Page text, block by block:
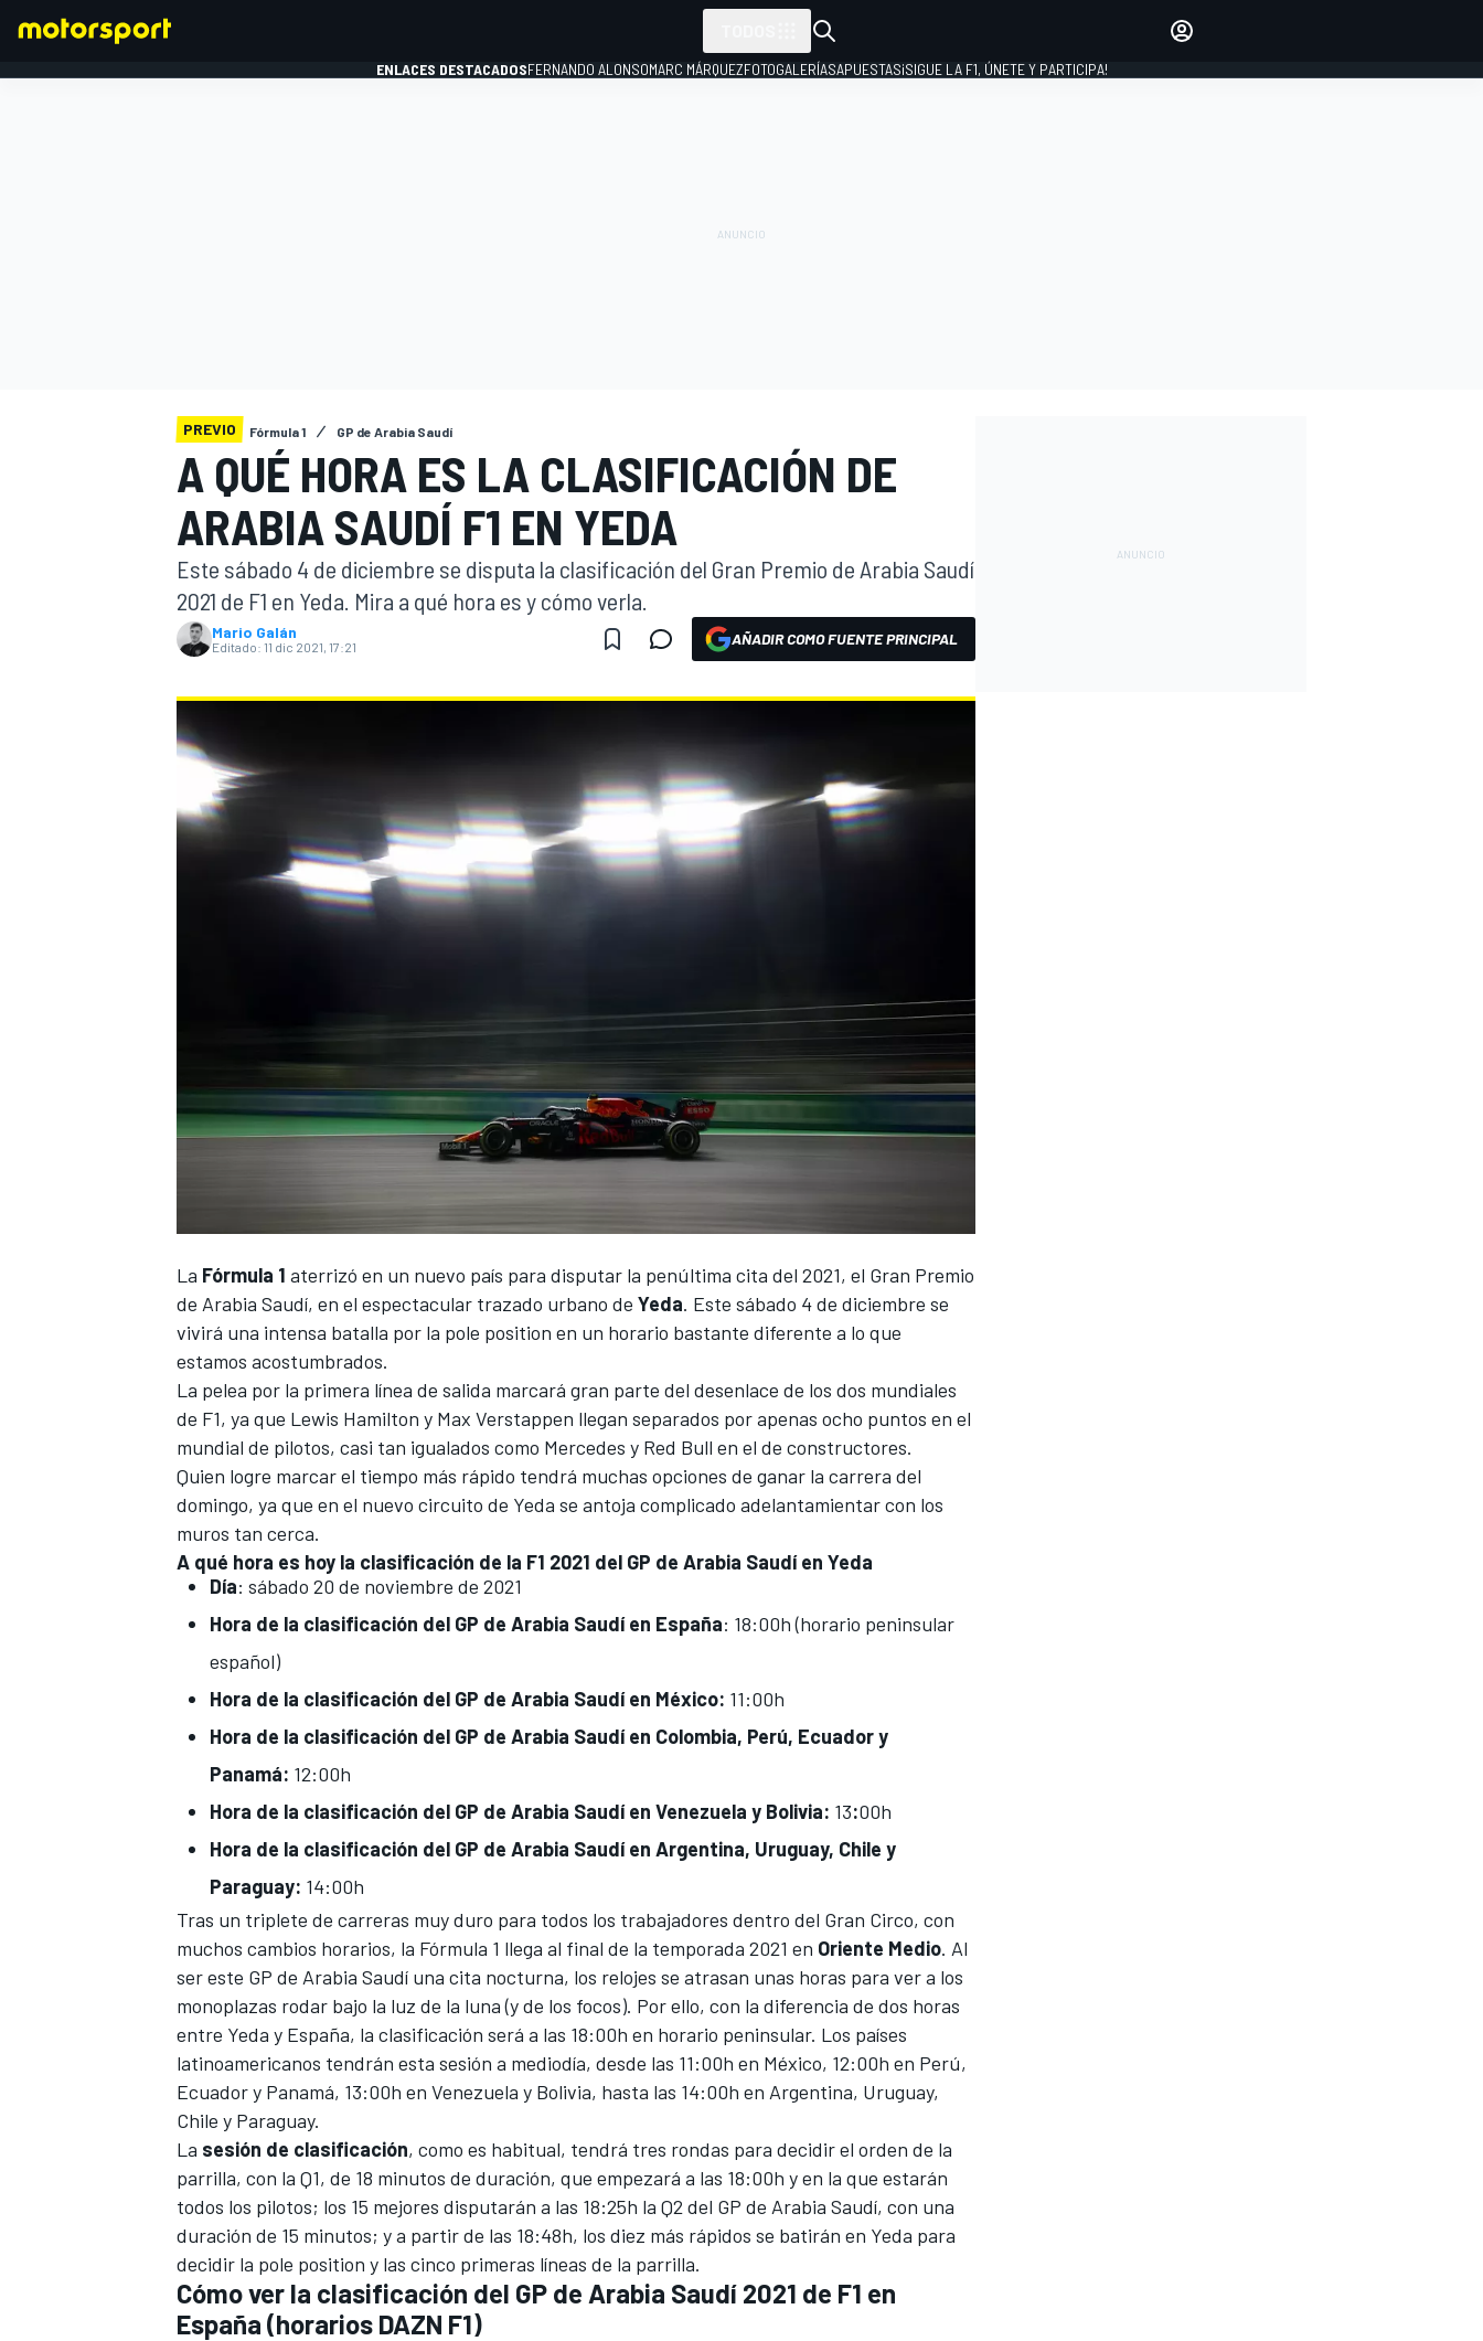
FÓRMULA E
MÁS CATEGORÍAS
ENLACES DESTACADOSFERNANDO ALONSOMARC MÁRQUEZFOTOGALERÍASAPUESTAS¡SIGUE LA F1, ÚNETE Y PARTICIPA!
PREVIO Fórmula 1 GP de Arabia Saudí
A QUÉ HORA ES LA CLASIFICACIÓN DE
ARABIA SAUDÍ F1 EN YEDA
Este sábado 4 de diciembre se disputa la clasificación del Gran Premio de Arabia Saudí
2021 de F1 en Yeda. Mira a qué hora es y cómo verla.
Mario Galán
Editado: 11 dic 2021, 17:21 AÑADIR COMO FUENTE PRINCIPAL
La Fórmula 1 aterrizó en un nuevo país para disputar la penúltima cita del 2021, el Gran Premio
de Arabia Saudí, en el espectacular trazado urbano de Yeda. Este sábado 4 de diciembre se
vivirá una intensa batalla por la pole position en un horario bastante diferente a lo que
estamos acostumbrados.
La pelea por la primera línea de salida marcará gran parte del desenlace de los dos mundiales
de F1, ya que Lewis Hamilton y Max Verstappen llegan separados por apenas ocho puntos en el
mundial de pilotos, casi tan igualados como Mercedes y Red Bull en el de constructores.
Quien logre marcar el tiempo más rápido tendrá muchas opciones de ganar la carrera del
domingo, ya que en el nuevo circuito de Yeda se antoja complicado adelantamientar con los
muros tan cerca.
A qué hora es hoy la clasificación de la F1 2021 del GP de Arabia Saudí en Yeda
Día: sábado 20 de noviembre de 2021
Hora de la clasificación del GP de Arabia Saudí en España: 18:00h (horario peninsular
español)
Hora de la clasificación del GP de Arabia Saudí en México: 11:00h
Hora de la clasificación del GP de Arabia Saudí en Colombia, Perú, Ecuador y
Panamá: 12:00h
Hora de la clasificación del GP de Arabia Saudí en Venezuela y Bolivia: 13:00h
Hora de la clasificación del GP de Arabia Saudí en Argentina, Uruguay, Chile y
Paraguay: 14:00h
Tras un triplete de carreras muy duro para todos los trabajadores dentro del Gran Circo, con
muchos cambios horarios, la Fórmula 1 llega al final de la temporada 2021 en Oriente Medio. Al
ser este GP de Arabia Saudí una cita nocturna, los relojes se atrasan unas horas para ver a los
monoplazas rodar bajo la luz de la luna (y de los focos). Por ello, con la diferencia de dos horas
entre Yeda y España, la clasificación será a las 18:00h en horario peninsular. Los países
latinoamericanos tendrán esta sesión a mediodía, desde las 11:00h en México, 12:00h en Perú,
Ecuador y Panamá, 13:00h en Venezuela y Bolivia, hasta las 14:00h en Argentina, Uruguay,
Chile y Paraguay.
La sesión de clasificación, como es habitual, tendrá tres rondas para decidir el orden de la
parrilla, con la Q1, de 18 minutos de duración, que empezará a las 18:00h y en la que estarán
todos los pilotos; los 15 mejores disputarán a las 18:25h la Q2 del GP de Arabia Saudí, con una
duración de 15 minutos; y a partir de las 18:48h, los diez más rápidos se batirán en Yeda para
decidir la pole position y las cinco primeras líneas de la parrilla.
Cómo ver la clasificación del GP de Arabia Saudí 2021 de F1 en
España (horarios DAZN F1)